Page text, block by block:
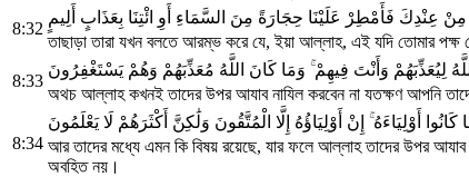
8:32
مِنْ عِنْدِكَ فَأَمْطِرْ عَلَيْنَا حِجَارَةً مِنَ السَّمَاءِ أَوِ ائْتِنَا بِعَذَابٍ أَلِيمٍ
তাছাড়া তারা যখন বলতে আরম্ভ করে যে, ইয়া আল্লাহ, এই যদি তোমার
8:33
لِيُعَذِّبَهُمْ وَأَنْتَ فِيهِمْ ۚ وَمَا كَانَ اللَّهُ مُعَذِّبَهُمْ وَهُمْ يَسْتَغْفِرُونَ
অথচ আল্লাহ কখনই তাদের উপর আযাব নাযিল করবেন না যতক্ষণ আপনি
8:34
أَوْلِيَاءَهُ ۚ إِنْ أَوْلِيَاؤُهُ إِلَّا الْمُتَّقُونَ وَلَٰكِنَّ أَكْثَرَهُمْ لَا يَعْلَمُونَ
আর তাদের মধ্যে এমন কি বিষয় রয়েছে, যার ফলে আল্লাহ তাদের উপর আযাব
অবহিত নয়।